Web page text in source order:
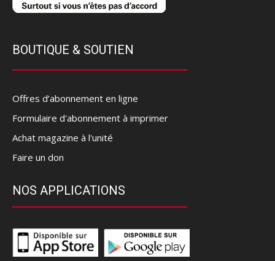
BOUTIQUE & SOUTIEN
Offres d’abonnement en ligne
Formulaire d'abonnement à imprimer
Achat magazine à l'unité
Faire un don
NOS APPLICATIONS